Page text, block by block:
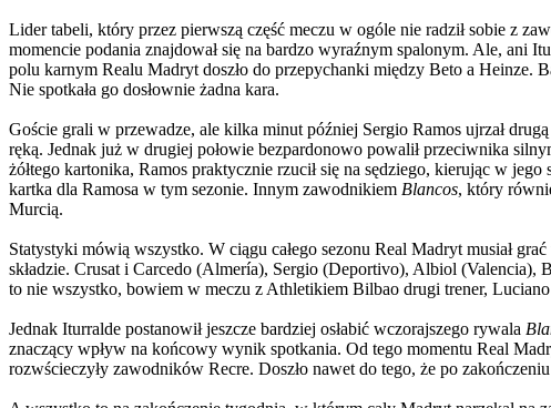
Lider tabeli, który przez pierwszą część meczu w ogóle nie radził sobie z
momencie podania znajdował się na bardzo wyraźnym spalonym. Ale, ani
polu karnym Realu Madryt doszło do przepychanki między Beto a
Nie spotkała go dosłownie żadna kara.
Goście grali w przewadze, ale kilka minut później Sergio Ramos ujrzał
ręką. Jednak już w drugiej połowie bezpardonowo powalił przeciwnika
żółtego kartonika, Ramos praktycznie rzucił się na sędziego, kierując w
kartka dla Ramosa w tym sezonie. Innym zawodnikiem Blancos, który
Murcią.
Statystyki mówią wszystko. W ciągu całego sezonu Real Madryt musiał
składzie. Crusat i Carcedo (Almería), Sergio (Deportivo), Albiol
to nie wszystko, bowiem w meczu z Athletikiem Bilbao drugi trener,
Jednak Iturralde postanowił jeszcze bardziej osłabić wczorajszego rywala
znaczący wpływ na końcowy wynik spotkania. Od tego momentu Real
rozwścieczyły zawodników Recre. Doszło nawet do tego, że po